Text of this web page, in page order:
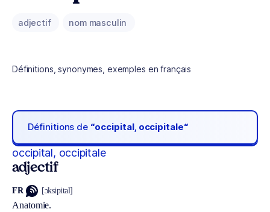
adjectif nom masculin
Définitions, synonymes, exemples en français
Définitions de “occipital, occipitale“
occipital, occipitale
adjectif
FR [ɔksipital]
Anatomie.